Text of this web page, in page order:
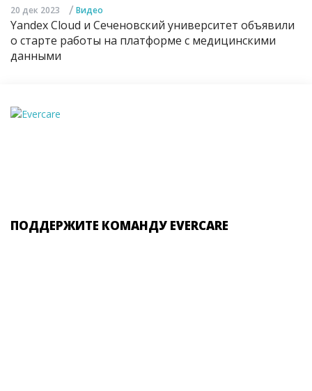
20 дек 2023 / Видео
Yandex Cloud и Сеченовский университет объявили
о старте работы на платформе с медицинскими
данными
ПОДДЕРЖИТЕ КОМАНДУ EVERCARE